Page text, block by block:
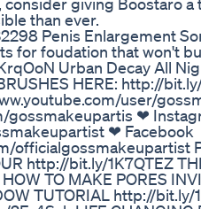
than ever.
Penis Enlargement
for foudation that won't
Urban Decay All
HERE: http://
user/
gossmakeupartis ❤
❤ Facebook
officialgossmakeupartist
http://bit.ly/1K7QTEZ
TO MAKE PORES
TUTORIAL http://bit.ly/